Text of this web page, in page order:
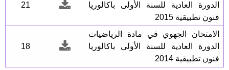
الدورة العادية للسنة الأولى باكالوريا
فنون تطبيقية 2015
21
الامتحان الجهوي في مادة الرياضيات
الدورة العادية للسنة الأولى باكالوريا
فنون تطبيقية 2014
18